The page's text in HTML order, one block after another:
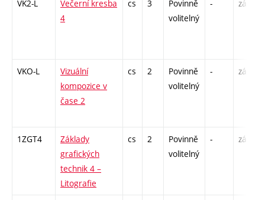
VK2-L
Večerní kresba
4
cs 3
Povinně
volitelný
- zá,zk
VKO-L
Vizuální
kompozice v
čase 2
cs 2
Povinně
volitelný
- zá
1ZGT4
Základy
grafických
technik 4 –
Litografie
cs 2
Povinně
volitelný
- zá